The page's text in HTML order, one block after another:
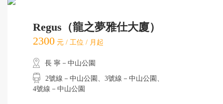
Regus（龍之夢雅仕大廈）
2300 元 / 工位 / 月起
長 寧－中山公園
2號線－中山公園、3號線－中山公園、
4號線－中山公園